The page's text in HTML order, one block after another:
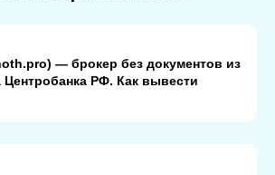
— брокер без документов из
Центробанка РФ. Как вывести